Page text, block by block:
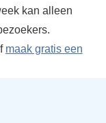
kan alleen
maak gratis een